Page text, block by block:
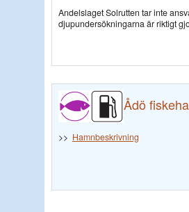
Andelslaget Solrutten tar inte
djupundersökningarna är riktigt
Ådö
>> Hamnbeskrivning